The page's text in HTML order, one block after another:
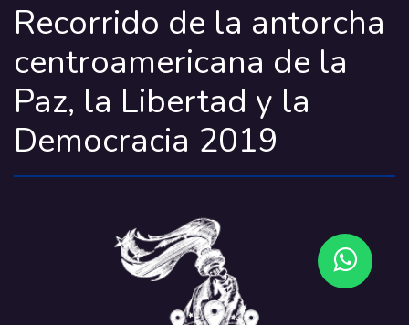
Recorrido de la antorcha
centroamericana de la
Paz, la Libertad y la
Democracia 2019